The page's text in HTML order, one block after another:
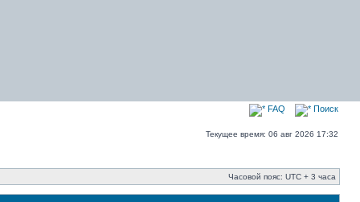
FAQ Поиск
Текущее время: 06 авг 2026 17:32
Часовой пояс: UTC + 3 часа